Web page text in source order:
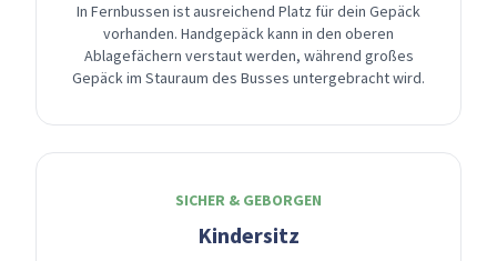
In Fernbussen ist ausreichend Platz für dein Gepäck
vorhanden. Handgepäck kann in den oberen
Ablagefächern verstaut werden, während großes
Gepäck im Stauraum des Busses untergebracht wird.
SICHER & GEBORGEN
Kindersitz